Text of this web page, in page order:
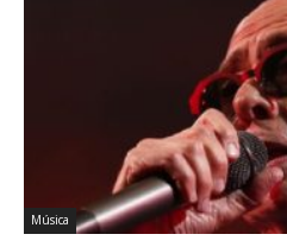
Música